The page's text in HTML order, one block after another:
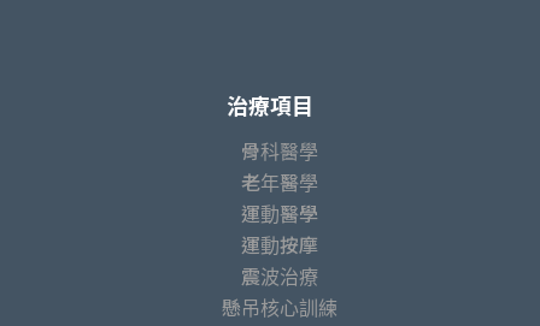
治療項目
骨科醫學
老年醫學
運動醫學
運動按摩
震波治療
懸吊核心訓練